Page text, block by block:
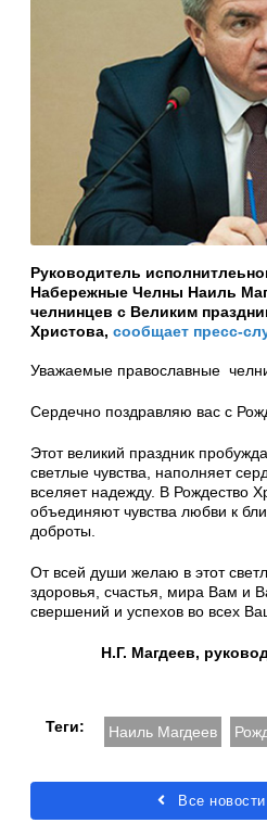
Руководитель
Набережные Челны Наиль
челнинцев с Великим
Христова, сообщает пресс-
Уважаемые православные
Сердечно поздравляю вас с
Этот великий праздник
светлые чувства, наполняет
вселяет надежду. В Рождество
объединяют чувства любви к
доброты.
От всей души желаю в этот
здоровья, счастья, мира Вам и
свершений и успехов во всех
Н.Г. Магдеев,
Теги: Наиль Магдеев
Все